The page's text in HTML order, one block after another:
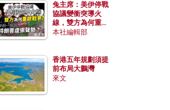
兔主席：美伊停戰
協議變衝突導火
線，雙方為何重啟
戰爭？伊朗一早洞
本社編輯部
香港五年規劃須提
前布局大鵬灣
來文